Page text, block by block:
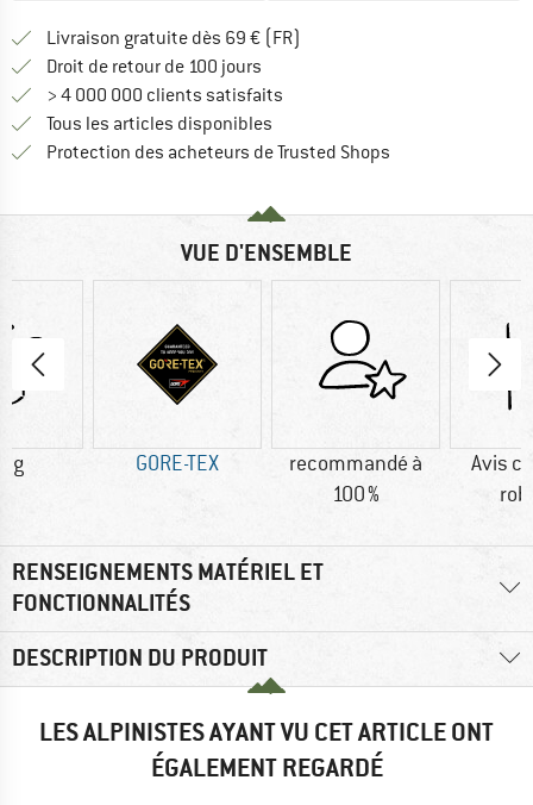
Livraison gratuite dès 69 € (FR)
Droit de retour de 100 jours
> 4 000 000 clients satisfaits
Tous les articles disponibles
Protection des acheteurs de Trusted Shops
VUE D'ENSEMBLE
g GORE-TEX
recommandé à
100 %
Avis
RENSEIGNEMENTS MATÉRIEL ET
FONCTIONNALITÉS
DESCRIPTION DU PRODUIT
LES ALPINISTES AYANT VU CET ARTICLE ONT
ÉGALEMENT REGARDÉ